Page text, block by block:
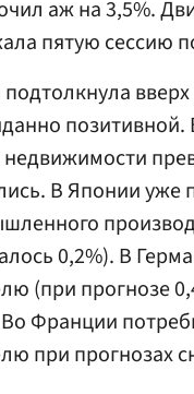
аж на 3,5%.
пятую сессию
позитивной.
В Японии
0,2%). В
(при прогнозе
Франции
при прогнозах